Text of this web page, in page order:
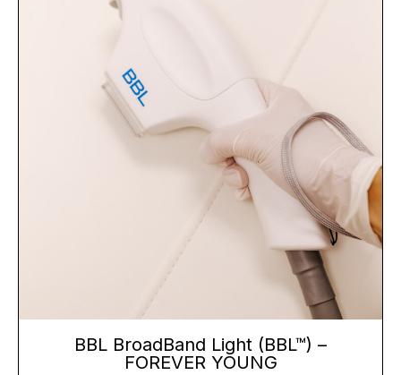
BBL BroadBand Light (BBL™) –
FOREVER YOUNG